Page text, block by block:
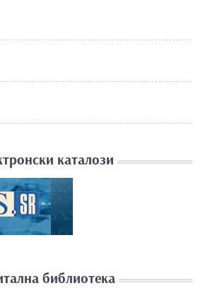
каталози
библиотека